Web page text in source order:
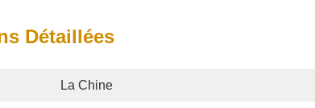
Détaillées
La Chine